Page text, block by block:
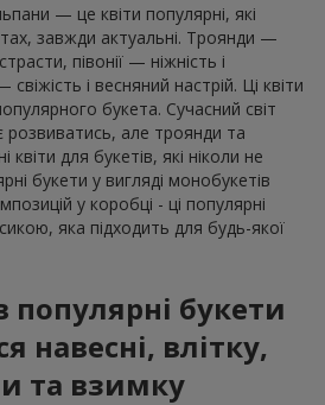
— це квіти популярні, які
завжди актуальні. Троянди —
півонії — ніжність і
і весняний настрій. Ці квіти
букета. Сучасний світ
але троянди та
для букетів, які ніколи не
букети у вигляді монобукетів
у коробці - ці популярні
яка підходить для будь-якої
популярні букети
навесні, влітку,
та взимку